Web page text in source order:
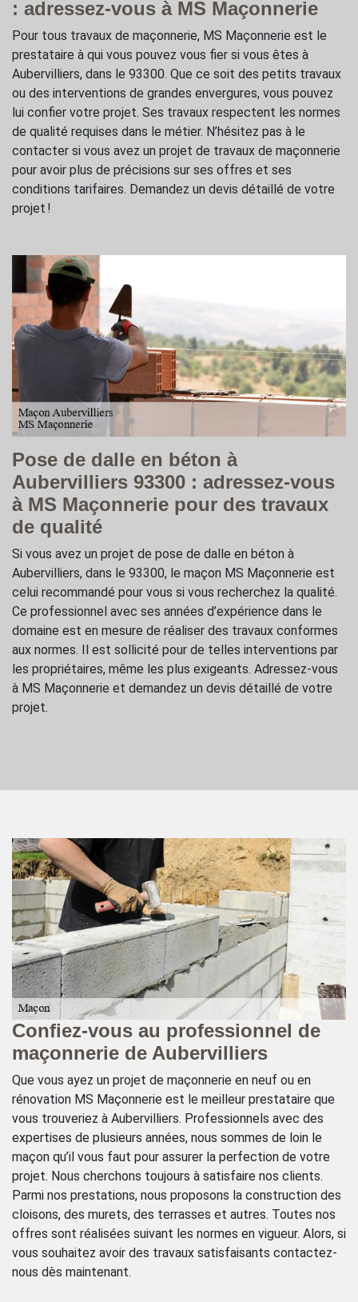
: adressez-vous à MS Maçonnerie
Pour tous travaux de maçonnerie, MS Maçonnerie est le
prestataire à qui vous pouvez vous fier si vous êtes à
Aubervilliers, dans le 93300. Que ce soit des petits travaux
ou des interventions de grandes envergures, vous pouvez
lui confier votre projet. Ses travaux respectent les normes
de qualité requises dans le métier. N’hésitez pas à le
contacter si vous avez un projet de travaux de maçonnerie
pour avoir plus de précisions sur ses offres et ses
conditions tarifaires. Demandez un devis détaillé de votre
projet !
Pose de dalle en béton à
Aubervilliers 93300 : adressez-vous
à MS Maçonnerie pour des travaux
de qualité
Si vous avez un projet de pose de dalle en béton à
Aubervilliers, dans le 93300, le maçon MS Maçonnerie est
celui recommandé pour vous si vous recherchez la qualité.
Ce professionnel avec ses années d’expérience dans le
domaine est en mesure de réaliser des travaux conformes
aux normes. Il est sollicité pour de telles interventions par
les propriétaires, même les plus exigeants. Adressez-vous
à MS Maçonnerie et demandez un devis détaillé de votre
projet.
Confiez-vous au professionnel de
maçonnerie de Aubervilliers
Que vous ayez un projet de maçonnerie en neuf ou en
rénovation MS Maçonnerie est le meilleur prestataire que
vous trouveriez à Aubervilliers. Professionnels avec des
expertises de plusieurs années, nous sommes de loin le
maçon qu’il vous faut pour assurer la perfection de votre
projet. Nous cherchons toujours à satisfaire nos clients.
Parmi nos prestations, nous proposons la construction des
cloisons, des murets, des terrasses et autres. Toutes nos
offres sont réalisées suivant les normes en vigueur. Alors, si
vous souhaitez avoir des travaux satisfaisants contactez-
nous dès maintenant.